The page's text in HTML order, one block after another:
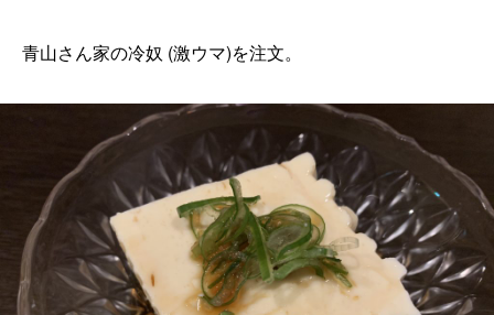
青山さん家の冷奴 (激ウマ)を注文。